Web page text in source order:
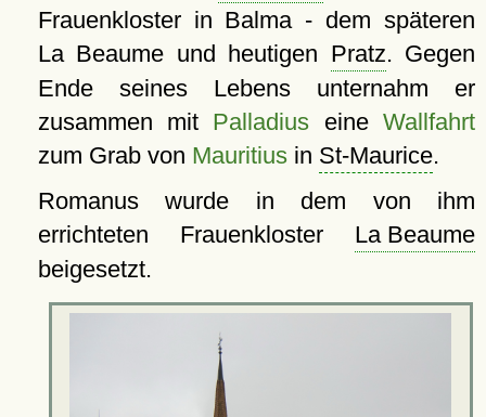
Frauenkloster in Balma - dem späteren
La Beaume und heutigen Pratz. Gegen
Ende seines Lebens unternahm er
zusammen mit Palladius eine Wallfahrt
zum Grab von Mauritiusin St-Maurice.
Romanus wurde in dem von ihm
errichteten Frauenkloster La Beaume
beigesetzt.